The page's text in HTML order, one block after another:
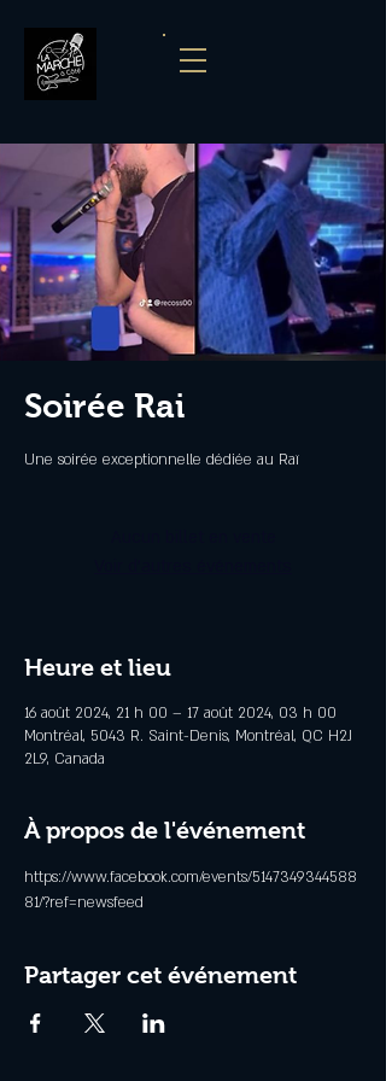
Soirée Rai
Une soirée exceptionnelle dédiée au Raï
Heure et lieu
16 août 2024, 21 h 00 – 17 août 2024, 03 h 00
Montréal, 5043 R. Saint-Denis, Montréal, QC H2J
2L9, Canada
À propos de l'événement
https://www.facebook.com/events/5147349344588
81/?ref=newsfeed
Partager cet événement